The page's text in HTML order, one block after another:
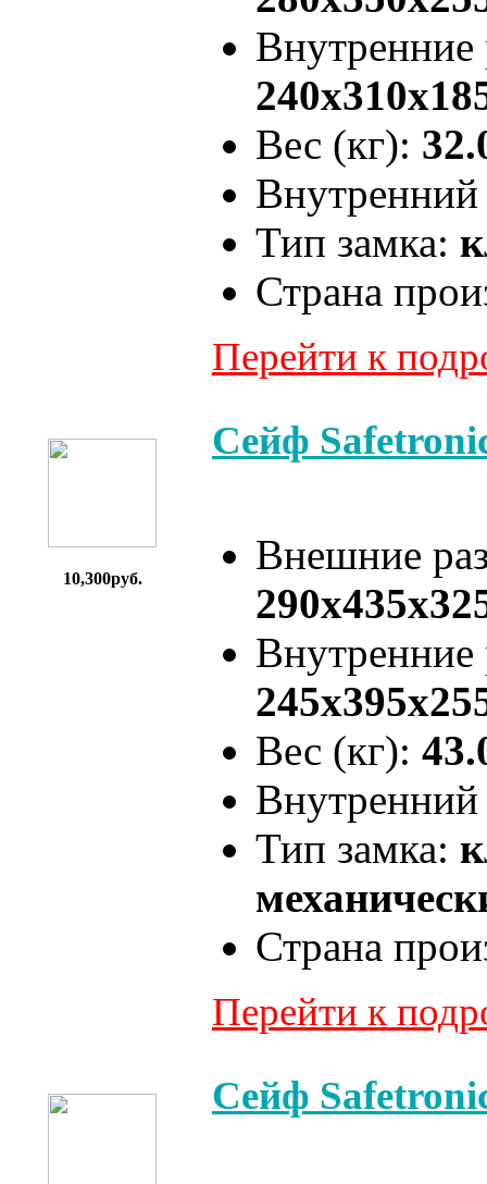
Вес (кг):
Тип замка:
Страна
Перейти к
10,300руб.
Сейф
Внешние
Вес (кг):
Тип замка:
Страна
Перейти к
Сейф